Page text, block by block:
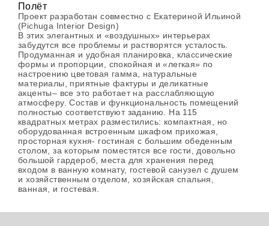
Полёт
Проект разработан совместно с Екатериной Ильиной
(Pichuga Interior Design)
В этих элегантных и «воздушных» интерьерах
забудутся все проблемы и растворятся усталость.
Продуманная и удобная планировка, классические
формы и пропорции, спокойная и «легкая» по
настроению цветовая гамма, натуральные
материалы, приятные фактуры и деликатные
акценты– все это работает на расслабляющую
атмосферу. Состав и функциональность помещений
полностью соответствуют заданию. На 115
квадратных метрах разместились: компактная, но
оборудованная встроенным шкафом прихожая,
просторная кухня- гостиная с большим обеденным
столом, за которым поместятся все гости, довольно
большой гардероб, места для хранения перед
входом в ванную комнату, гостевой санузел с душем
и хозяйственным отделом, хозяйская спальня,
ванная, и гостевая.